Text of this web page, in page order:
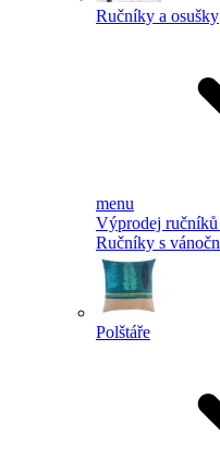
Ručníky a osušky
menu
Výprodej ručníků
Ručníky s
Polštáře